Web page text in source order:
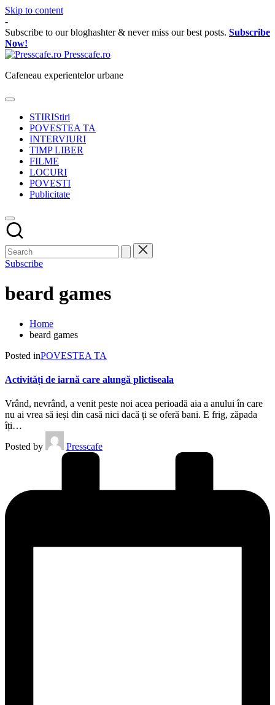
Skip to content
-
Subscribe to our bloghashter & never miss our best posts. Subscribe
Now!
Presscafe.ro
Cafeneau experientelor urbane
STIRIStiri
POVESTEA TA
INTERVIURI
TIMP LIBER
FILME
LOCURI
POVESTI
Publicitate
Subscribe
beard games
Home
beard games
Posted inPOVESTEA TA
Activități de iarnă care alungă plictiseala
Vrând, nevrând, a venit peste noi acea perioadă aia a anului în care
nu ai vrea să ieși din casă nici dacă ți se oferă bani. E frig, zăpada
îți…
Posted by
Presscafe